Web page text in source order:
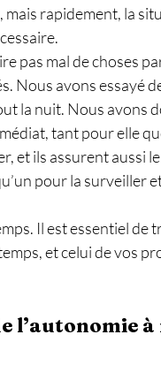
rapidement, la
pas mal de choses
Nous avons essayé
la nuit. Nous avons
tant pour elle
et ils assurent aussi
pour la surveiller
Il est essentiel de
et celui de vos
l’autonomie